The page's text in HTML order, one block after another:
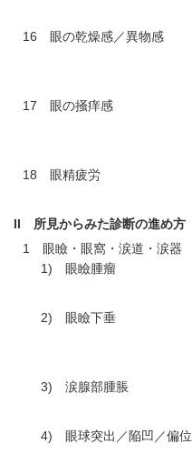
16 眼の乾燥感／異物感
17 眼の掻痒感
18 眼精疲労
II 所見からみた診断の進め方
1 眼瞼・眼窩・涙道・涙器
1) 眼瞼腫瘤
2) 眼瞼下垂
3) 涙腺部腫脹
4) 眼球突出／陥凹／偏位